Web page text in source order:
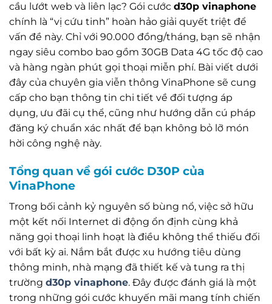
cầu lướt web và liên lạc? Gói cước d30p vinaphone
chính là “vị cứu tinh” hoàn hảo giải quyết triệt để
vấn đề này. Chỉ với 90.000 đồng/tháng, bạn sẽ nhận
ngay siêu combo bao gồm 30GB Data 4G tốc độ cao
và hàng ngàn phút gọi thoại miễn phí. Bài viết dưới
đây của chuyên gia viễn thông VinaPhone sẽ cung
cấp cho bạn thông tin chi tiết về đối tượng áp
dụng, ưu đãi cụ thể, cũng như hướng dẫn cú pháp
đăng ký chuẩn xác nhất để bạn không bỏ lỡ món
hời công nghệ này.
Tổng quan về gói cước D30P của
VinaPhone
Trong bối cảnh kỷ nguyên số bùng nổ, việc sở hữu
một kết nối Internet di động ổn định cùng khả
năng gọi thoại linh hoạt là điều không thể thiếu đối
với bất kỳ ai. Nắm bắt được xu hướng tiêu dùng
thông minh, nhà mạng đã thiết kế và tung ra thị
trường d30p vinaphone. Đây được đánh giá là một
trong những gói cước khuyến mãi mang tính chiến